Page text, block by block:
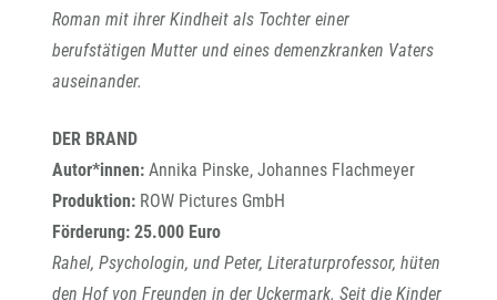
Roman mit ihrer Kindheit als Tochter einer
berufstätigen Mutter und eines demenzkranken Vaters
auseinander.
DER BRAND
Autor*innen: Annika Pinske, Johannes Flachmeyer
Produktion: ROW Pictures GmbH
Förderung: 25.000 Euro
Rahel, Psychologin, und Peter, Literaturprofessor, hüten
den Hof von Freunden in der Uckermark. Seit die Kinder